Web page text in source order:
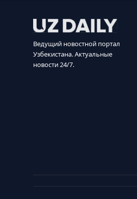
Ведущий новостной портал
Узбекистана. Актуальные
новости 24/7.